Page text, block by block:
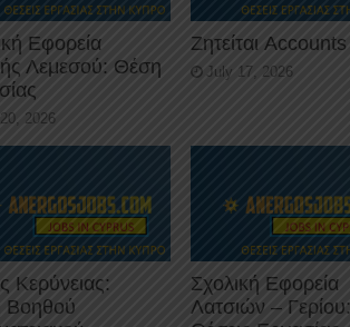
Εφορεία
Λεμεσού: Θέση
2026
Ζητείται
July 17, 2026
Κερύνειας:
Βοηθού
Σχολική Εφορεία
Λατσιών – Γερίου: